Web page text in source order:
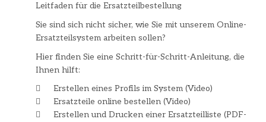
Leitfaden für die Ersatzteilbestellung
Sie sind sich nicht sicher, wie Sie mit unserem Online-
Ersatzteilsystem arbeiten sollen?
Hier finden Sie eine Schritt-für-Schritt-Anleitung, die
Ihnen hilft:
Erstellen eines Profils im System (Video)
Ersatzteile online bestellen (Video)
Erstellen und Drucken einer Ersatzteilliste (PDF-